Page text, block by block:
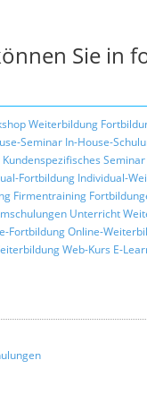
Sie in
Weiterbildung
Seminar In-House-
Kundenspezifisches Seminar
Fortbildung Individual-
Firmentraining
Unterricht
FortbildungOnline-
Web-Kurs E-